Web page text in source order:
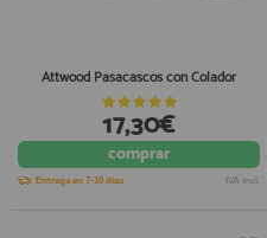
Attwood Pasacascos con Colador
17,30€
comprar
Entrega en 7-10 días IVA incl.